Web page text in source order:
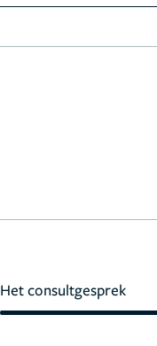
Het consultgesprek